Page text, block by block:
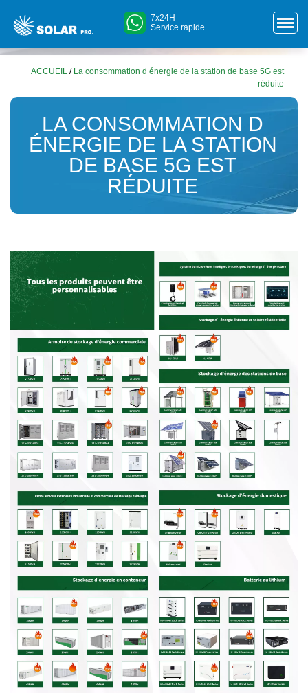
7x24H
Service rapide
ACCUEIL / La consommation d énergie de la station de base 5G est
réduite
LA CONSOMMATION D
ÉNERGIE DE LA STATION
DE BASE 5G EST
RÉDUITE